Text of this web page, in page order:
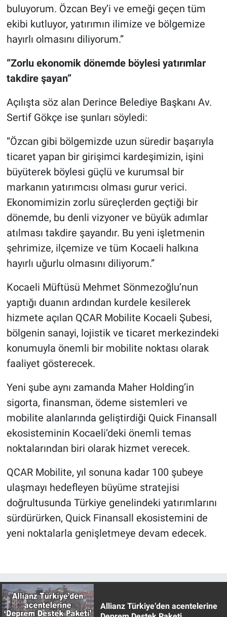
buluyorum. Özcan Bey’i ve emeği geçen tüm
ekibi kutluyor, yatırımın ilimize ve bölgemize
hayırlı olmasını diliyorum.”
“Zorlu ekonomik dönemde böylesi yatırımlar
takdire şayan”
Açılışta söz alan Derince Belediye Başkanı Av.
Sertif Gökçe ise şunları söyledi:
“Özcan gibi bölgemizde uzun süredir başarıyla
ticaret yapan bir girişimci kardeşimizin, işini
büyüterek böylesi güçlü ve kurumsal bir
markanın yatırımcısı olması gurur verici.
Ekonomimizin zorlu süreçlerden geçtiği bir
dönemde, bu denli vizyoner ve büyük adımlar
atılması takdire şayandır. Bu yeni işletmenin
şehrimize, ilçemize ve tüm Kocaeli halkına
hayırlı uğurlu olmasını diliyorum.”
Kocaeli Müftüsü Mehmet Sönmezoğlu’nun
yaptığı duanın ardından kurdele kesilerek
hizmete açılan QCAR Mobilite Kocaeli Şubesi,
bölgenin sanayi, lojistik ve ticaret merkezindeki
konumuyla önemli bir mobilite noktası olarak
faaliyet gösterecek.
Yeni şube aynı zamanda Maher Holding’in
sigorta, finansman, ödeme sistemleri ve
mobilite alanlarında geliştirdiği Quick Finansall
ekosisteminin Kocaeli’deki önemli temas
noktalarından biri olarak hizmet verecek.
QCAR Mobilite, yıl sonuna kadar 100 şubeye
ulaşmayı hedefleyen büyüme stratejisi
doğrultusunda Türkiye genelindeki yatırımlarını
sürdürürken, Quick Finansall ekosistemini de
yeni noktalarla genişletmeye devam edecek.
Allianz Türkiye’den acentelerine